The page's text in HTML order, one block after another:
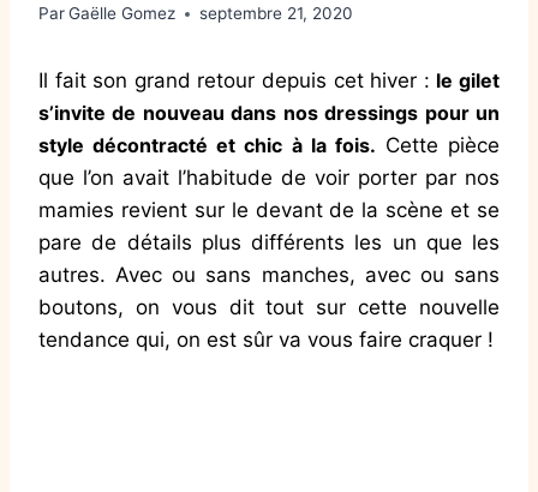
ParGaëlle Gomez septembre 21, 2020
Il fait son grand retour depuis cet hiver : le gilet
s’invite de nouveau dans nos dressings pour un
style décontracté et chic à la fois. Cette pièce
que l’on avait l’habitude de voir porter par nos
mamies revient sur le devant de la scène et se
pare de détails plus différents les un que les
autres. Avec ou sans manches, avec ou sans
boutons, on vous dit tout sur cette nouvelle
tendance qui, on est sûr va vous faire craquer !